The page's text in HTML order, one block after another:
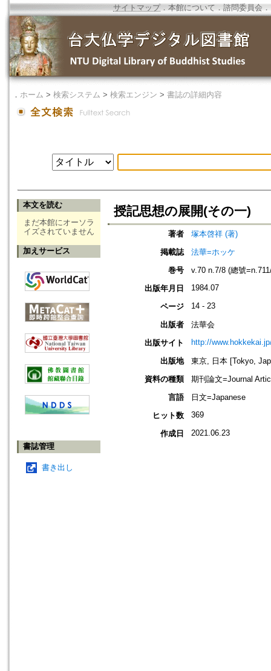
サイトマップ．本館について ． 諮問委員会 ．
． ホーム > 検索システム > 検索エンジン > 書誌の詳細内容
本文を読む
まだ本館にオーソラ
イズされていません
加えサービス
書誌管理
書き出し
授記思想の展開(その一)
著者
塚本啓祥 (著)
掲載誌
法華=ホッケ
巻号
v.70 n.7/8 (總號
出版年月日
1984.07
ページ 14 - 23
出版者
法華会
出版サイト
http://
出版地
東京, 日本 [Tokyo,
資料の種類
期刊論文=Journal
言語
日文=Japanese
ヒット数
369
作成日 2021.06.23